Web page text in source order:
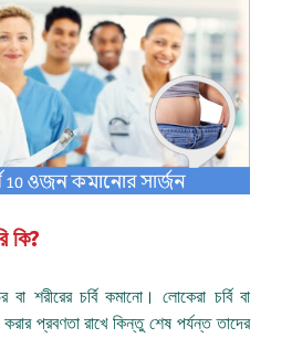
কি?
শরীরের চর্বি কমানো। লোকেরা চর্বি বা
প্রবণতা রাখে কিন্তু শেষ পর্যন্ত তাদের